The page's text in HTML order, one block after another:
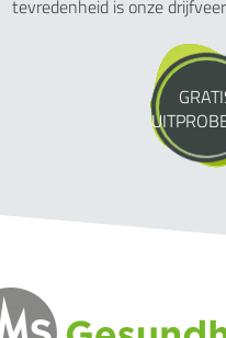
tevredenheid is onze